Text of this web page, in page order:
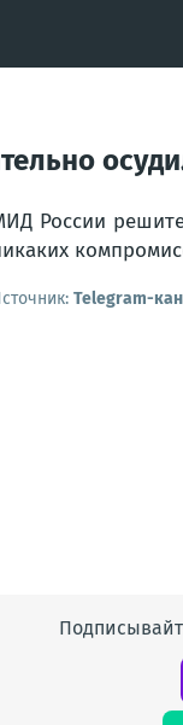
России
Telegram-